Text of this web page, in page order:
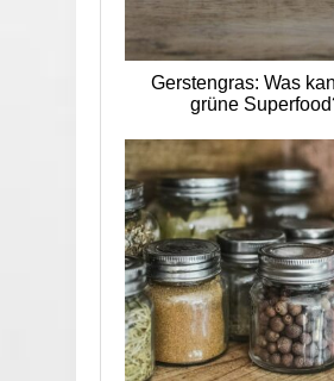
Gerstengras: Was
grüne